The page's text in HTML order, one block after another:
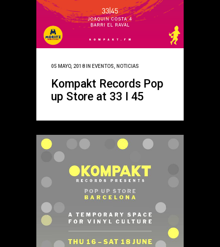
05 MAYO, 2018 IN EVENTOS NOTICIAS
Kompakt Records Pop
up Store at 33 I 45